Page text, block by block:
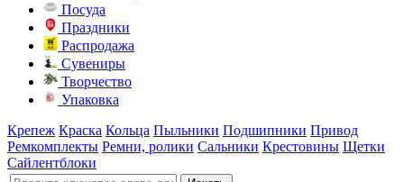
Посуда
Праздники
Распродажа
Сувениры
Творчество
Упаковка
Крепеж Краска Кольца Пыльники Подшипники Привод
Ремкомплекты Ремни, ролики Сальники Крестовины Щетки
Сайлентблоки